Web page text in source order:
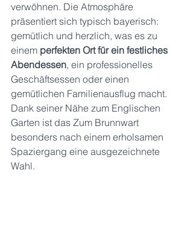
verwöhnen. Die Atmosphäre
präsentiert sich typisch bayerisch:
gemütlich und herzlich, was es zu
einem perfekten Ort für ein festliches
Abendessen, ein professionelles
Geschäftsessen oder einen
gemütlichen Familienausflug macht.
Dank seiner Nähe zum Englischen
Garten ist das Zum Brunnwart
besonders nach einem erholsamen
Spaziergang eine ausgezeichnete
Wahl.